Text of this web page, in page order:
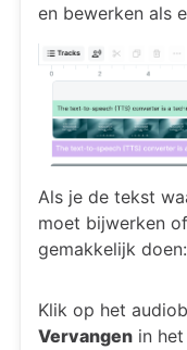
en bewerken als
Als je de tekst
moet bijwerken
gemakkelijk doen:
Klik op het
Vervangen in